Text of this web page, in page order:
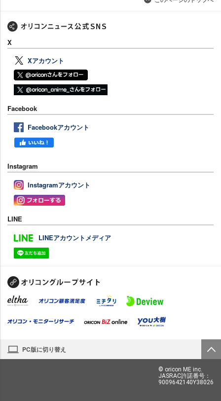
X
Xアカウント
Facebook
Facebookアカウント
Instagram
Instagramアカウント
LINE
LINEアカウントメディア
PC版に切り替え
© oricon ME inc.
JASRAC許諾番号：
9009642140Y38026